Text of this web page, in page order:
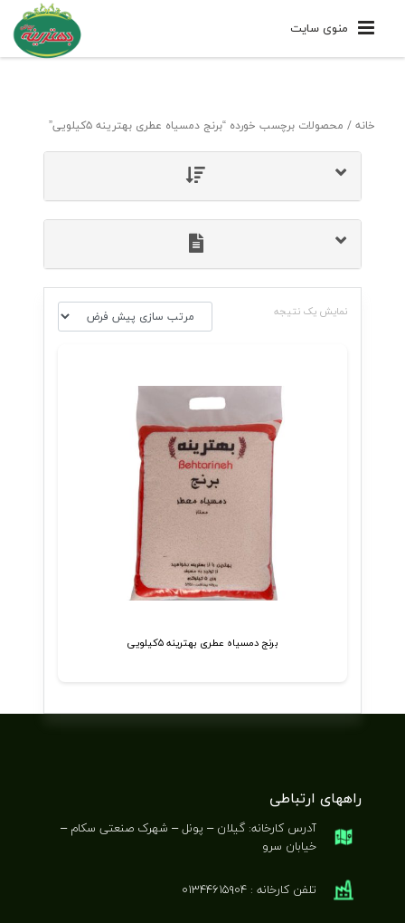
منوی سایت
خانه/ محصولات برچسب خورده “برنج دمسیاه عطری بهترینه ۵کیلویی”
نمایش یک نتیجه
برنج دمسیاه عطری بهترینه ۵کیلویی
راههای ارتباطی
آدرس کارخانه: گیلان – پونل – شهرک صنعتی سکام –
خیابان سرو
تلفن کارخانه : ۰۱۳۴۴۶۱۵۹۰۴